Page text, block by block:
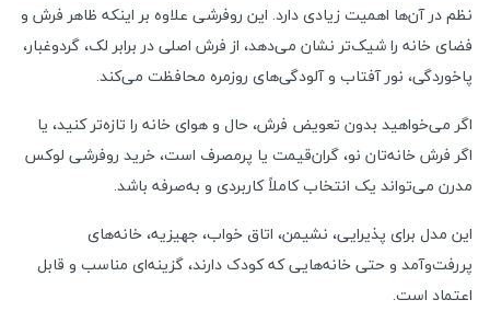
نظم در آن‌ها اهمیت زیادی دارد. این روفرشی علاوه بر اینکه ظاهر فرش و
فضای خانه را شیک‌تر نشان می‌دهد، از فرش اصلی در برابر لک، گردوغبار،
پاخوردگی، نور آفتاب و آلودگی‌های روزمره محافظت می‌کند.
اگر می‌خواهید بدون تعویض فرش، حال و هوای خانه را تازه‌تر کنید، یا
اگر فرش خانه‌تان نو، گران‌قیمت یا پرمصرف است، خرید روفرشی لوکس
مدرن می‌تواند یک انتخاب کاملاً کاربردی و به‌صرفه باشد.
این مدل برای پذیرایی، نشیمن، اتاق خواب، جهیزیه، خانه‌های
پررفت‌وآمد و حتی خانه‌هایی که کودک دارند، گزینه‌ای مناسب و قابل
اعتماد است.